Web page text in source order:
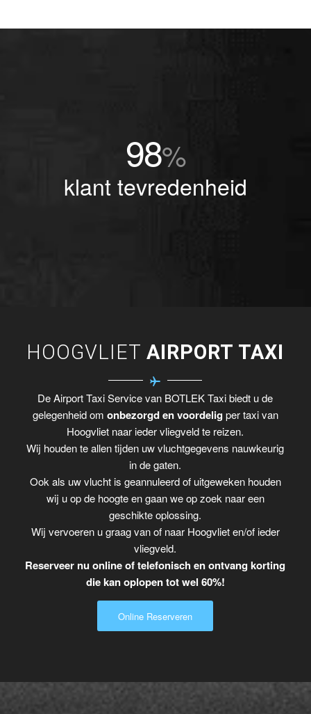
98%
klant tevredenheid
HOOGVLIETAIRPORT TAXI
De Airport Taxi Service van BOTLEK Taxi biedt u de
gelegenheid om onbezorgd en voordelig per taxi van
Hoogvliet naar ieder vliegveld te reizen.
Wij houden te allen tijden uw vluchtgegevens nauwkeurig
in de gaten.
Ook als uw vlucht is geannuleerd of uitgeweken houden
wij u op de hoogte en gaan we op zoek naar een
geschikte oplossing.
Wij vervoeren u graag van of naar Hoogvliet en/of ieder
vliegveld.
Reserveer nu online of telefonisch en ontvang korting
die kan oplopen tot wel 60%!
Online Reserveren